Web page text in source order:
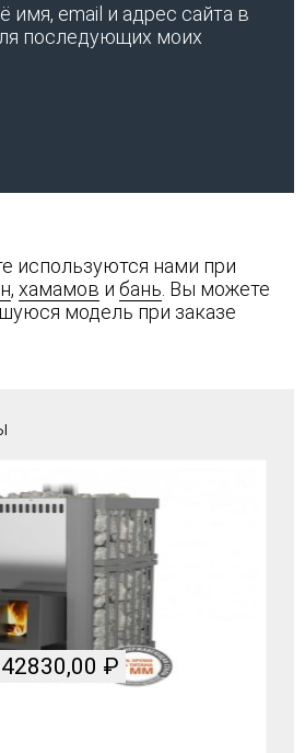
имя, email и адрес сайта в
последующих моих
используются нами при
, хамамов и бань . Вы можете
модель при заказе
42830,00 ₽